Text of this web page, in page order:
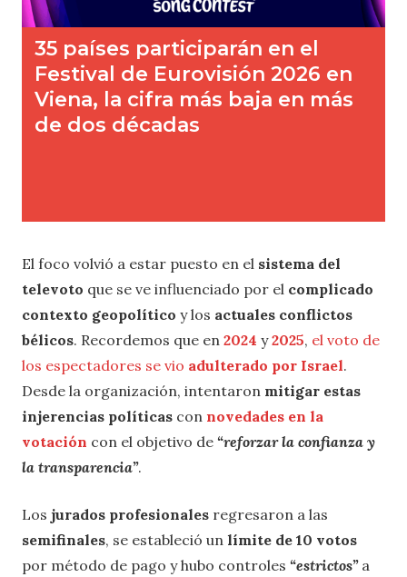
El foco volvió a estar puesto en el sistema del
televoto que se ve influenciado por el complicado
contexto geopolítico y los actuales conflictos
bélicos. Recordemos que en 2024 y2025, el voto de
los espectadores se vio adulterado por Israel.
Desde la organización, intentaron mitigar estas
injerencias políticas con novedades en la
votación con el objetivo de “reforzar la confianza y
la transparencia”.
Los jurados profesionales regresaron a las
semifinales, se estableció un límite de 10 votos
por método de pago y hubo controles “estrictos” a